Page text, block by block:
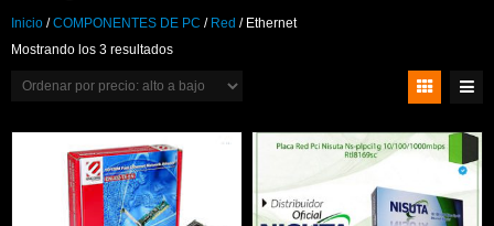
Inicio /COMPONENTES DE PC / Red / Ethernet
Mostrando los 3 resultadosOrdenado
precio:
alto